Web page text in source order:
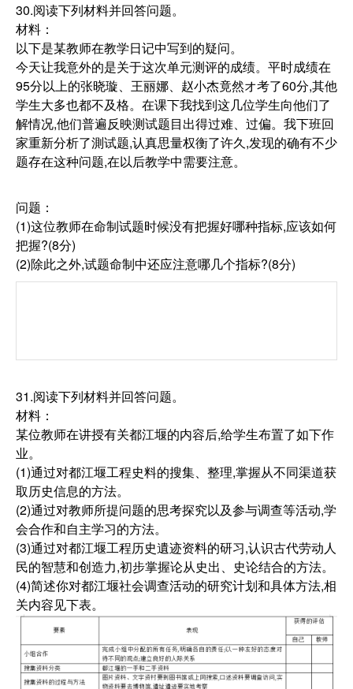
30.阅读下列材料并回答问题。
材料：
以下是某教师在教学日记中写到的疑问。
今天让我意外的是关于这次单元测评的成绩。平时成绩在
95分以上的张晓璇、王丽娜、赵小杰竟然オ考了60分,其他
学生大多也都不及格。在课下我找到这几位学生向他们了
解情况,他们普遍反映测试题目出得过难、过偏。我下班回
家重新分析了測试题,认真思量权衡了许久,发现的确有不少
题存在这种问题,在以后教学中需要注意。
问题：
(1)这位教师在命制试题时候没有把握好哪种指标,应该如何
把握?(8分)
(2)除此之外,试题命制中还应注意哪几个指标?(8分)
31.阅读下列材料并回答问题。
材料：
某位教师在讲授有关都江堰的内容后,给学生布置了如下作
业。
(1)通过对都江堰工程史料的搜集、整理,掌握从不同渠道获
取历史信息的方法。
(2)通过对教师所提问题的思考探究以及参与调查等活动,学
会合作和自主学习的方法。
(3)通过对都江堰工程历史遺迹资料的研习,认识古代劳动人
民的智慧和创造力,初步掌握论从史出、史论结合的方法。
(4)简述你对都江堰社会调查活动的研究计划和具体方法,相
关内容见下表。